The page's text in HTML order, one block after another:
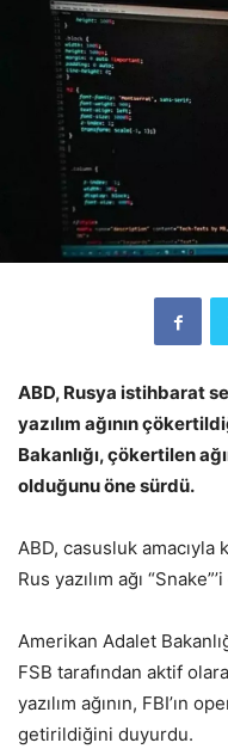
ABD, Rusya istihbarat
yazılım ağının
Bakanlığı, çökertilen
olduğunu öne sürdü.
ABD, casusluk amacıyla
Rus yazılım ağı
Amerikan Adalet
FSB tarafından aktif
yazılım ağının, FBI’ın
getirildiğini duyurdu.